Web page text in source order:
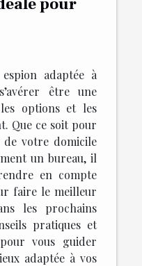
adaptée à
être une
options et les
Que ce soit pour
votre domicile
un bureau, il
en compte
faire le meilleur
les prochains
pratiques et
vous guider
adaptée à vos